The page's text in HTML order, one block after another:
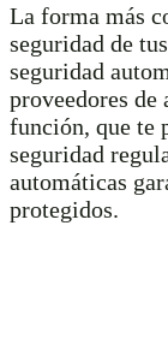
La forma más
seguridad de
seguridad
proveedores de
función, que te
seguridad
automáticas
protegidos.